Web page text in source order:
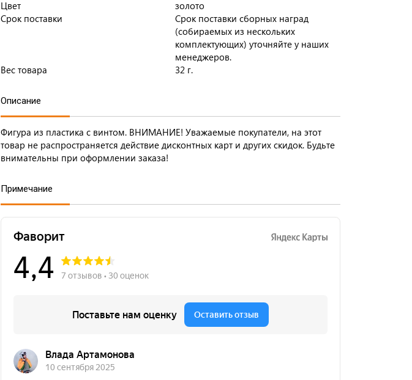
Цвет
золото
Срок поставки
Срок поставки сборных наград
(собираемых из нескольких
комплектующих) уточняйте у наших
менеджеров.
Вес товара
32 г.
Описание
Фигура из пластика с винтом. ВНИМАНИЕ! Уважаемые покупатели, на этот
товар не распространяется действие дисконтных карт и других скидок. Будьте
внимательны при оформлении заказа!
Примечание